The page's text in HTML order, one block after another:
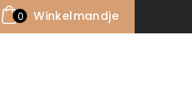
Winkelmandje
0